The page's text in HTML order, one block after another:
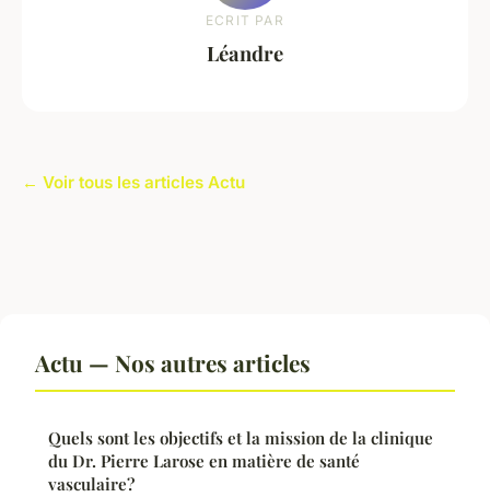
ECRIT PAR
Léandre
← Voir tous les articles Actu
Actu — Nos autres articles
Quels sont les objectifs et la mission de la clinique
du Dr. Pierre Larose en matière de santé
vasculaire?